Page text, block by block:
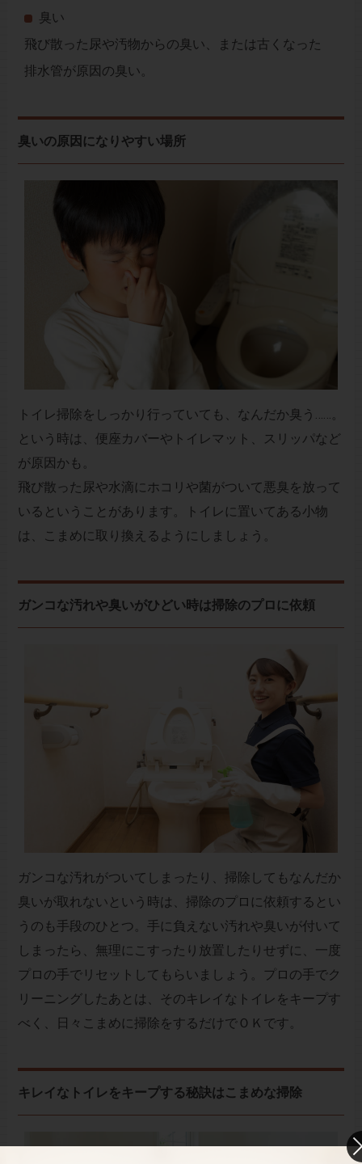
臭い
飛び散った尿や汚物からの臭い、または古くなった
排水管が原因の臭い。
臭いの原因になりやすい場所
トイレ掃除をしっかり行っていても、なんだか臭う……。
という時は、便座カバーやトイレマット、スリッパなど
が原因かも。
飛び散った尿や水滴にホコリや菌がついて悪臭を放って
いるということがあります。トイレに置いてある小物
は、こまめに取り換えるようにしましょう。
ガンコな汚れや臭いがひどい時は掃除のプロに依頼
ガンコな汚れがついてしまったり、掃除してもなんだか
臭いが取れないという時は、掃除のプロに依頼するとい
うのも手段のひとつ。手に負えない汚れや臭いが付いて
しまったら、無理にこすったり放置したりせずに、一度
プロの手でリセットしてもらいましょう。プロの手でク
リーニングしたあとは、そのキレイなトイレをキープす
べく、日々こまめに掃除をするだけでＯＫです。
キレイなトイレをキープする秘訣はこまめな掃除